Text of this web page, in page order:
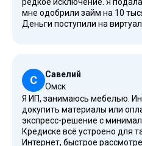
мне одобрили займ на 10
Деньги поступили на
ориентирован не только под
простых людей. В качестве
комфортно: ни давления, ни
подписок. Таких условий
больших городах.
С
Савелий
Омск
Я ИП, занимаюсь мебелью.
докупить материалы или
экспресс-решение с
Кредиске всё устроено для
Интернет, быстрое